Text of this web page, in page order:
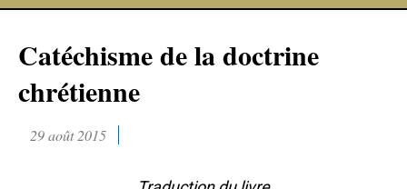
Catéchisme de la doctrine
chrétienne
29 août 2015